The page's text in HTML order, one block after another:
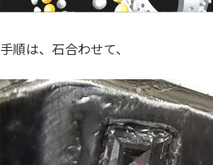
手順は、石合わせて、